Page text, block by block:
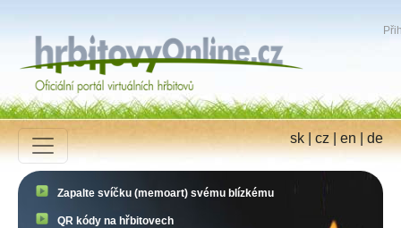
sk|cz|en|de
Zapalte svíčku (memoart) svému blízkému
QR kódy na hřbitovech